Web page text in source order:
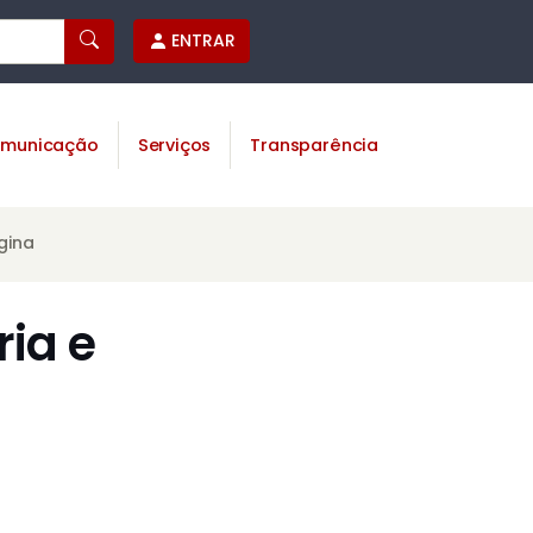
ENTRAR
Serviços Transparência
e